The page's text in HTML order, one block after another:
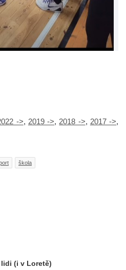
->, 2019 ->, 2018 ->, 2017 ->,
škola
(i v Loretě)